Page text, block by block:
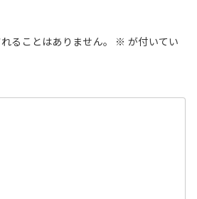
ることはありません。 ※ が付いてい